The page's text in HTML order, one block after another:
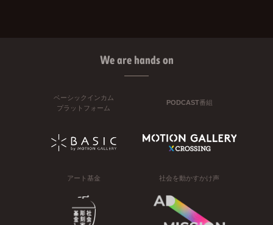
We are hands on
ベーシックインカム
プラットフォーム
PODCAST番組
アート基金 社会を動かすかけ声